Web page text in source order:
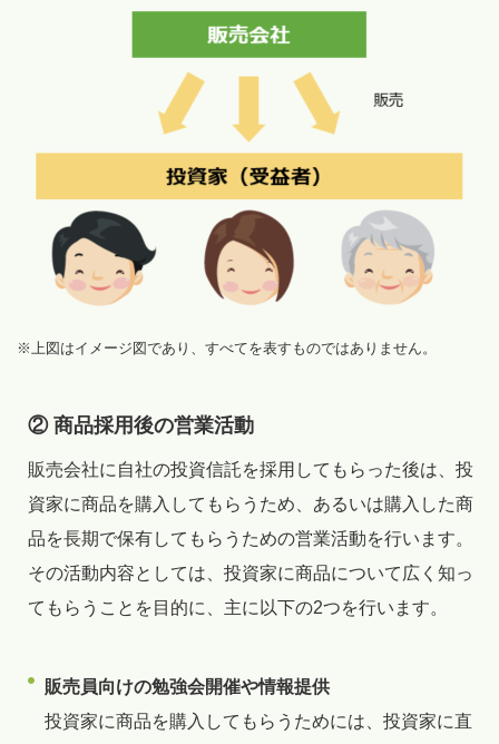
※上図はイメージ図であり、すべてを表すものではありません。
② 商品採用後の営業活動
販売会社に自社の投資信託を採用してもらった後は、投
資家に商品を購入してもらうため、あるいは購入した商
品を長期で保有してもらうための営業活動を行います。
その活動内容としては、投資家に商品について広く知っ
てもらうことを目的に、主に以下の2つを行います。
販売員向けの勉強会開催や情報提供
投資家に商品を購入してもらうためには、投資家に直